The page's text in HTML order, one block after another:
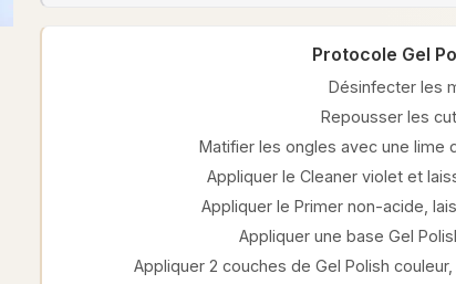
Protocole Gel
Désinfecter les
Repousser les
Matifier les ongles avec une lime
Appliquer le Cleaner violet et
Appliquer le Primer non-acide,
Appliquer une base Gel
Appliquer 2 couches de Gel Polish